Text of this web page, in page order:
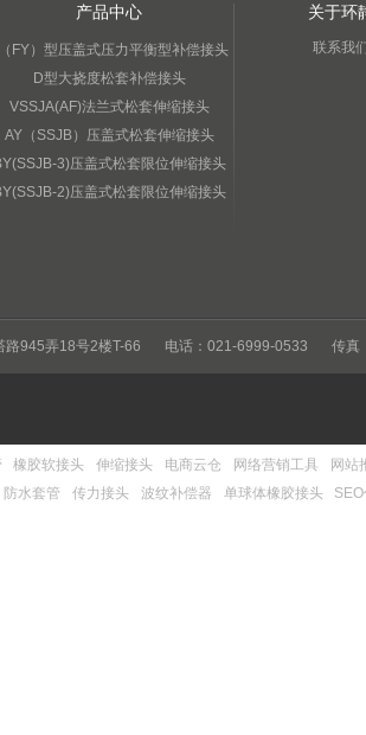
产品中心
FY）型压盖式压力平衡型补偿接头
D型大挠度松套补偿接头
VSSJA(AF)法兰式松套伸缩接头
AY（SSJB）压盖式松套伸缩接头
3)压盖式松套限位伸缩接头
2)压盖式松套限位伸缩接头
关于环
联系我
路945弄18号2楼T-66 电话：021-6999-0533 传真
橡胶软接头 伸缩接头 电商云仓 网络营销工具
网站
防水套管 传力接头 波纹补偿器 单球体橡胶接头